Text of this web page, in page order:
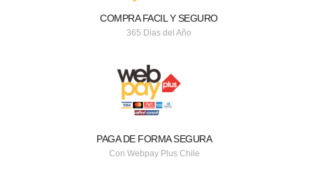
COMPRA FACIL Y SEGURO
365 Dias del Año
PAGA DE FORMA SEGURA
Con Webpay Plus Chile